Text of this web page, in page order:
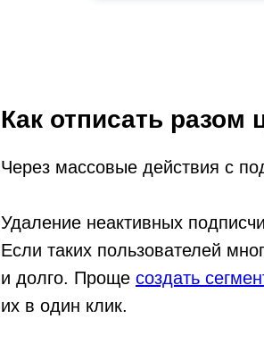
Как отписать разом
Через массовые действия с
Удаление неактивных
Если таких пользователей
и долго. Проще создать
их в один клик.